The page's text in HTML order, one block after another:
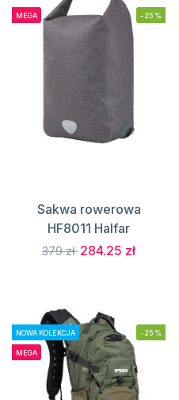
MEGA -25%
Sakwa rowerowa
HF8011 Halfar
379 zł 284.25 zł
NOWA KOLEKCJA
MEGA
-25%